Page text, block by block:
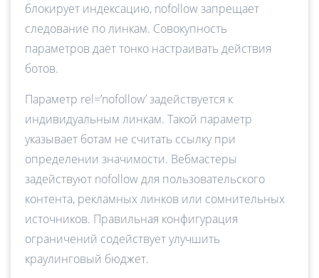
блокирует индексацию, nofollow запрещает
следование по линкам. Совокупность
параметров даёт тонко настраивать действия
ботов.
Параметр rel=’nofollow’ задействуется к
индивидуальным линкам. Такой параметр
указывает ботам не считать ссылку при
определении значимости. Вебмастеры
задействуют nofollow для пользовательского
контента, рекламных линков или сомнительных
источников. Правильная конфигурация
ограничений содействует улучшить
краулинговый бюджет.